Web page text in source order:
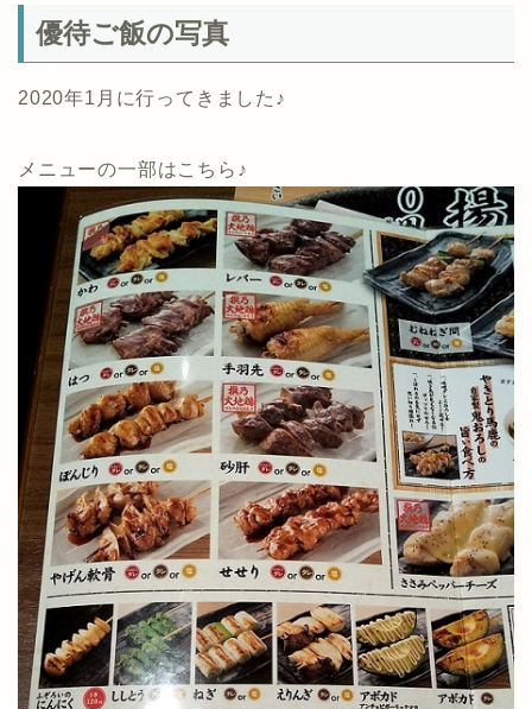
優待ご飯の写真
2020年1月に行ってきました♪
メニューの一部はこちら♪